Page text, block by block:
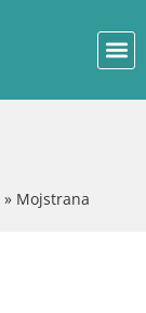
» Mojstrana